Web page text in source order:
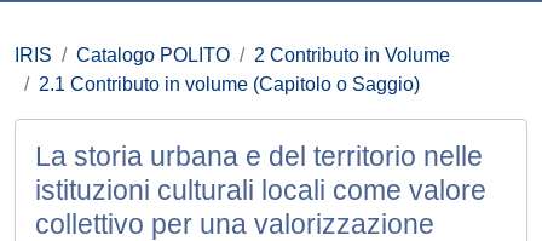
IRIS Catalogo POLITO
2 Contributo in Volume
2.1 Contributo in volume (Capitolo o Saggio)
La storia urbana e del territorio nelle
istituzioni culturali locali come valore
collettivo per una valorizzazione